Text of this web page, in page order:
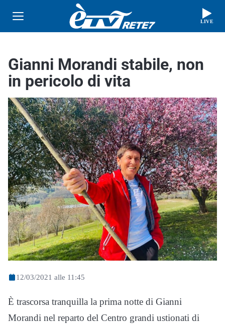
LIVE
Gianni Morandi stabile, non
in pericolo di vita
12/03/2021 alle 11:45
È trascorsa tranquilla la prima notte di Gianni
Morandi nel reparto del Centro grandi ustionati di